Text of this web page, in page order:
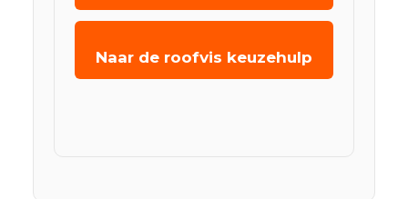
Naar de roofvis keuzehulp